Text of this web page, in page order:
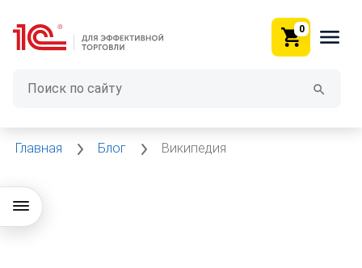
0
Главная Блог Википедия